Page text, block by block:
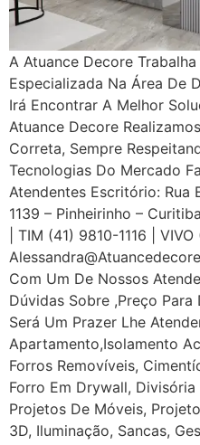
A Atuance Decore
Especializada Na Área De
Irá Encontrar A Melhor
Atuance Decore
Correta, Sempre
Tecnologias Do Mercado
Atendentes Escritório: Rua
1139 – Pinheirinho –
| TIM (41) 9810-1116 |
Com Um De Nossos
Dúvidas Sobre ,Preço
Será Um Prazer Lhe
Apartamento,Isolamento
Forros Removíveis,
Forro Em Drywall,
Projetos De Móveis,
3D, Iluminação, Sancas,